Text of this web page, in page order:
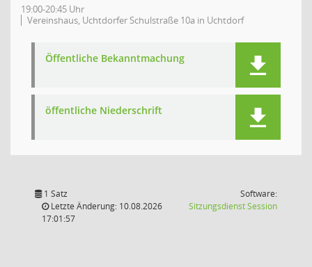
19:00-20:45 Uhr
Vereinshaus, Uchtdorfer Schulstraße 10a in Uchtdorf
Öffentliche Bekanntmachung
öffentliche Niederschrift
1 Satz
Letzte Änderung: 10.08.2026
17:01:57
Software:
SitzungsdienstSession(Wird in